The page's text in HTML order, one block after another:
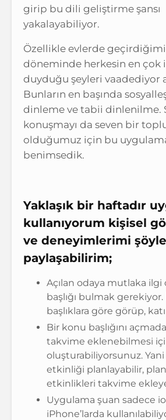
girip bu dili geliştirme şansı
yakalayabiliyor.
Özellikle evlerde
döneminde herkesin en çok
duyduğu şeyleri vaadediyor
Bunların en başında
dinleme ve tabii dinlenilme.
konuşmayı da seven bir
olduğumuz için bu
benimsedik.
Yaklaşık bir haftadır
kullanıyorum kişisel
ve deneyimlerimi şöyle
paylaşabilirim;
Açılan odaya mutlaka
başlığı bulmak
başlıklara göre görüp,
Bir konu başlığını
takvime eklenebilmesi
oluşturabiliyorsunuz.
etkinliği planlayabilir,
etkinlikleri takvime
Uygulama şuan sadece
iPhone’larda